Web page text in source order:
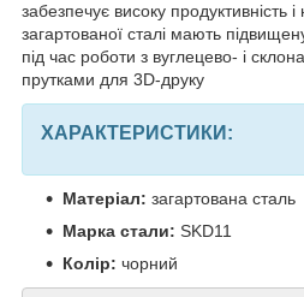
забезпечує високу продуктивність і
загартованої сталі мають
під час роботи з вуглецево- і
прутками для 3D-друку
ХАРАКТЕРИСТИКИ:
Матеріал: загартована сталь
Марка стали: SKD11
Колір: чорний